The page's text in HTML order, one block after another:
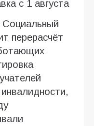
с 1 августа
Социальный
перерасчёт